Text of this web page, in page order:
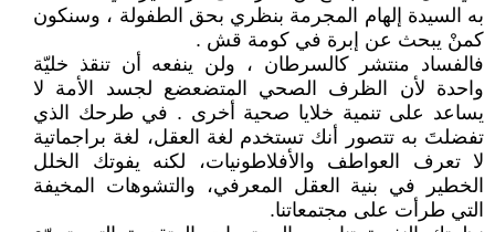
به السيدة إلهام المجرمة بنظري بحق الطفولة ، وسنكون
كمنْ يبحث عن إبرة في كومة قش .
فالفساد منتشر كالسرطان ، ولن ينفعه أن تنقذ خليّة
واحدة لأن الظرف الصحي المتضعضع لجسد الأمة لا
يساعد على تنمية خلايا صحية أخرى . في طرحك الذي
تفضلتَ به تتصور أنك تستخدم لغة العقل، لغة براجماتية
لا تعرف العواطف والأفلاطونيات، لكنه يفوتك الخلل
الخطير في بنية العقل المعرفي، والتشوهات المخيفة
التي طرأت على مجتمعاتنا.